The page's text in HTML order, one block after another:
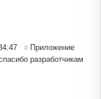
# Приложение
разработчикам